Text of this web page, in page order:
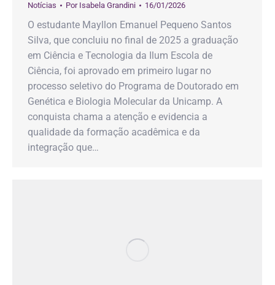
Notícias Por Isabela Grandini 16/01/2026
O estudante Mayllon Emanuel Pequeno Santos
Silva, que concluiu no final de 2025 a graduação
em Ciência e Tecnologia da Ilum Escola de
Ciência, foi aprovado em primeiro lugar no
processo seletivo do Programa de Doutorado em
Genética e Biologia Molecular da Unicamp. A
conquista chama a atenção e evidencia a
qualidade da formação acadêmica e da
integração que…